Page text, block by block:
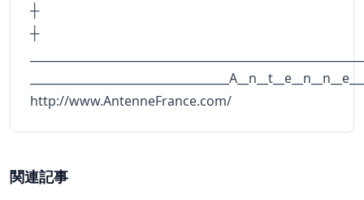
┼
http://www.AntenneFrance.com/
関連記事